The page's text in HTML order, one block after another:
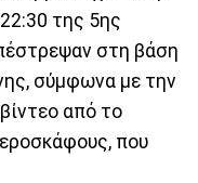
της 5ης
στη βάση
σύμφωνα με την
από το
που